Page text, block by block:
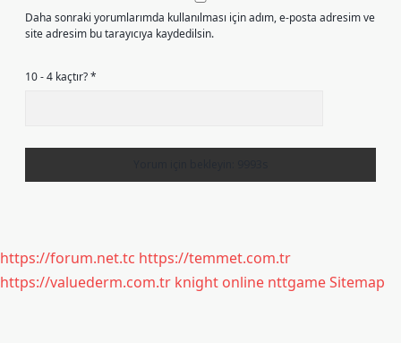
Daha sonraki yorumlarımda kullanılması için adım, e-posta adresim ve
site adresim bu tarayıcıya kaydedilsin.
10 - 4 kaçtır?*
https://forum.net.tc https://temmet.com.tr
https://valuederm.com.tr knight online nttgameSitemap